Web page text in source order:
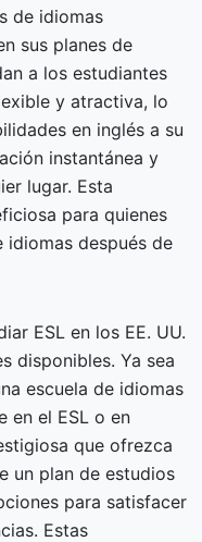
de idiomas
sus planes de
a los estudiantes
y atractiva, lo
en inglés a su
instantánea y
lugar. Esta
para quienes
idiomas después de
ESL en los EE. UU.
disponibles. Ya sea
escuela de idiomas
en el ESL o en
que ofrezca
un plan de estudios
para satisfacer
Estas